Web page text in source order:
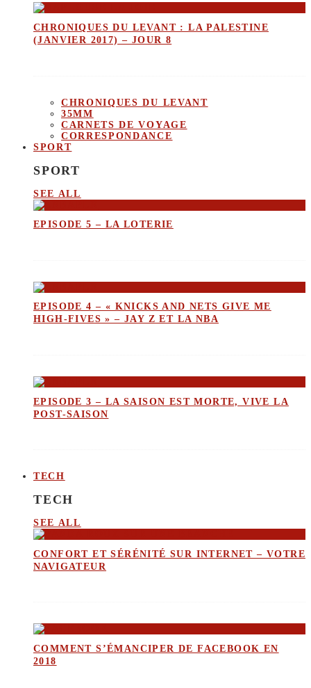
CHRONIQUES DU LEVANT : LA PALESTINE
(JANVIER 2017) – JOUR 8
CHRONIQUES DU LEVANT
35MM
CARNETS DE VOYAGE
CORRESPONDANCE
SPORT
SPORT
SEE ALL
EPISODE 5 – LA LOTERIE
EPISODE 4 – « KNICKS AND NETS GIVE ME
HIGH-FIVES » – JAY Z ET LA NBA
EPISODE 3 – LA SAISON EST MORTE, VIVE LA
POST-SAISON
TECH
TECH
SEE ALL
CONFORT ET SÉRÉNITÉ SUR INTERNET – VOTRE
NAVIGATEUR
COMMENT S’ÉMANCIPER DE FACEBOOK EN
2018